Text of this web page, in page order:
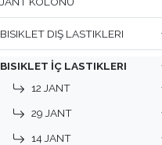
BISIKLET DIŞ LASTIKLERI
BISIKLET İÇ LASTIKLERI
12 JANT
29 JANT
14 JANT